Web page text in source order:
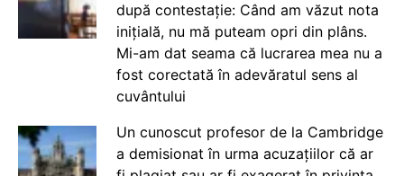
după contestație: Când am văzut nota
inițială, nu mă puteam opri din plâns.
Mi-am dat seama că lucrarea mea nu a
fost corectată în adevăratul sens al
cuvântului
Un cunoscut profesor de la Cambridge
a demisionat în urma acuzațiilor că ar